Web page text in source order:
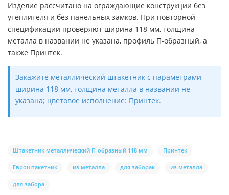
Изделие рассчитано на ограждающие конструкции без
утеплителя и без панельных замков. При повторной
спецификации проверяют ширина 118 мм, толщина
металла в названии не указана, профиль П-образный, а
также Принтек.
Закажите металлический штакетник с параметрами
ширина 118 мм, толщина металла в названии не
указана; цветовое исполнение: Принтек.
Штакетник металлический П-образный 118 мм Принтек
Евроштакетник из металла для заборак из металла
для забора